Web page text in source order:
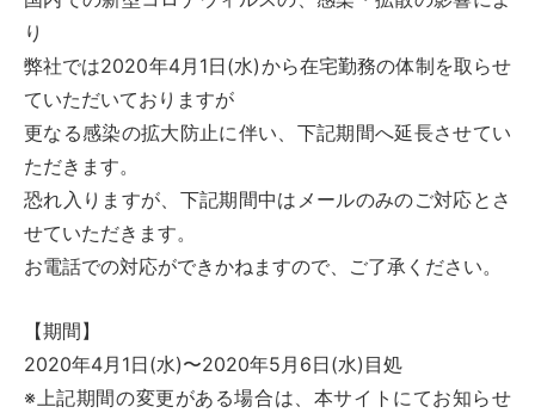
り
弊社では2020年4月1日(水)から在宅勤務の体制を取らせ
ていただいておりますが
更なる感染の拡大防止に伴い、下記期間へ延長させてい
ただきます。
恐れ入りますが、下記期間中はメールのみのご対応とさ
せていただきます。
お電話での対応ができかねますので、ご了承ください。
【期間】
2020年4月1日(水)〜2020年5月6日(水)目処
※上記期間の変更がある場合は、本サイトにてお知らせ